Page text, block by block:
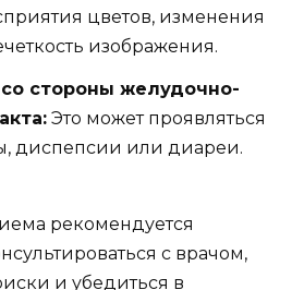
цветов, изменения
изображения.
со стороны желудочно-
Это может проявляться
диспепсии или диареи.
рекомендуется
с врачом,
и убедиться в